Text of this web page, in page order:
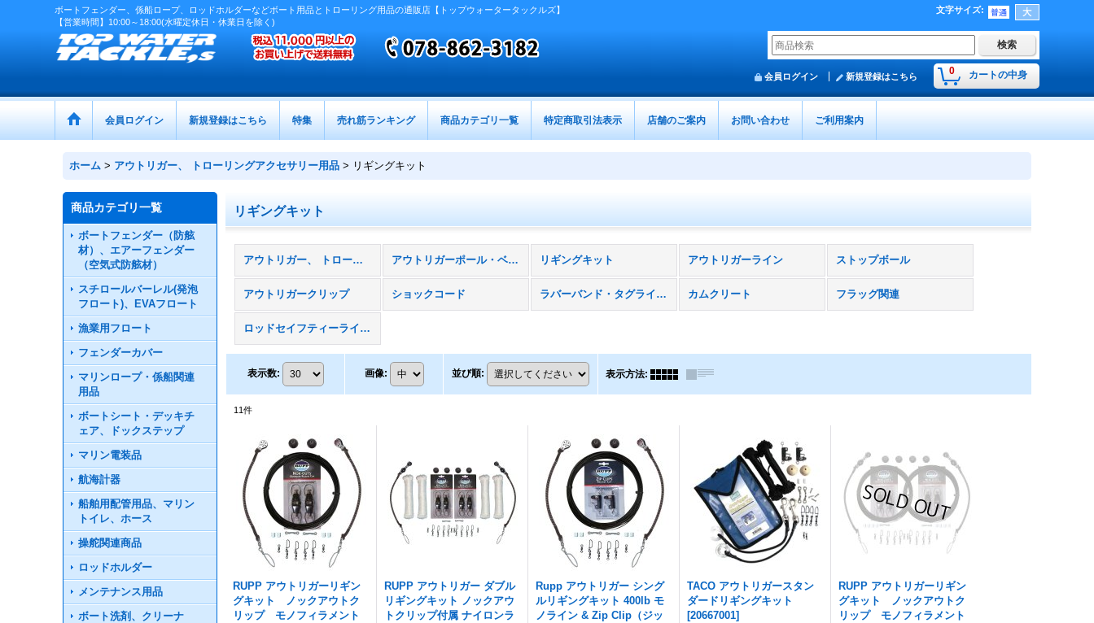
ボートフェンダー、係船ロープ、ロッドホルダーなどボート用品とトローリング用品の通販店【トップウォータータックルズ】
【営業時間】10:00～18:00(水曜定休日・休業日を除く)
文字サイズ:
0 カートの中身
会員ログイン 新規登録はこちら
会員ログイン 新規登録はこちら 特集 売れ筋ランキング 商品カテゴリ一覧 特定商取引法表示 店舗のご案内 お問い合わせ ご利用案内
ホーム > アウトリガー、 トローリングアクセサリー用品 > リギングキット
商品カテゴリ一覧
ボートフェンダー（防舷
材）、エアーフェンダー
（空気式防舷材）
スチロールバーレル(発泡
フロート)、EVAフロート
漁業用フロート
フェンダーカバー
マリンロープ・係船関連
用品
ボートシート・デッキチ
ェア、ドックステップ
マリン電装品
航海計器
船舶用配管用品、マリン
トイレ、ホース
操舵関連商品
ロッドホルダー
メンテナンス用品
ボート洗剤、クリーナ
リギングキット
アウトリガー、 トローリングアクセサリー用品 (全商品) アウトリガーポール・ベース・パーツ リギングキット アウトリガーライン ストップボール
アウトリガークリップ ショックコード ラバーバンド・タグラインウエイト カムクリート フラッグ関連
ロッドセイフティーライン（尻手ロープ）
表示数: 画像: 並び順: 表示方法:
11件
RUPP アウトリガーリギン
グキット ノックアウトク
リップ モノフィラメント
RUPP アウトリガー ダブル
リギングキット ノックアウ
トクリップ付属 ナイロンラ
Rupp アウトリガー シング
ルリギングキット 400lb モ
ノライン & Zip Clip（ジッ
TACO アウトリガースタン
ダードリギングキット
[20667001]
RUPP アウトリガーリギン
グキット ノックアウトク
リップ モノフィラメント